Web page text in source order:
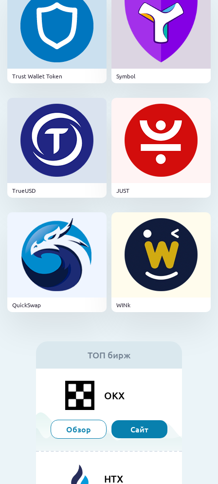
Trust Wallet Token Symbol
TrueUSD JUST
QuickSwap WINk
ТОП бирж
OKX
Обзор Сайт
HTX